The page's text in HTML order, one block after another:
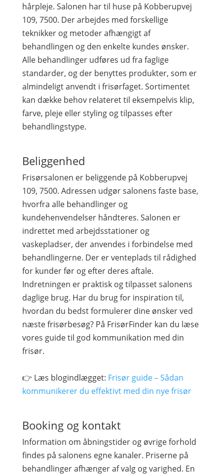
hårpleje. Salonen har til huse på Kobberupvej
109, 7500. Der arbejdes med forskellige
teknikker og metoder afhængigt af
behandlingen og den enkelte kundes ønsker.
Alle behandlinger udføres ud fra faglige
standarder, og der benyttes produkter, som er
almindeligt anvendt i frisørfaget. Sortimentet
kan dække behov relateret til eksempelvis klip,
farve, pleje eller styling og tilpasses efter
behandlingstype.
Beliggenhed
Frisørsalonen er beliggende på Kobberupvej
109, 7500. Adressen udgør salonens faste base,
hvorfra alle behandlinger og
kundehenvendelser håndteres. Salonen er
indrettet med arbejdsstationer og
vaskepladser, der anvendes i forbindelse med
behandlingerne. Der er venteplads til rådighed
for kunder før og efter deres aftale.
Indretningen er praktisk og tilpasset salonens
daglige brug. Har du brug for inspiration til,
hvordan du bedst formulerer dine ønsker ved
næste frisørbesøg? På FrisørFinder kan du læse
vores guide til god kommunikation med din
frisør.
👉 Læs blogindlægget: Frisør guide – Sådan
kommunikerer du effektivt med din nye frisør
Booking og kontakt
Information om åbningstider og øvrige forhold
findes på salonens egne kanaler. Priserne på
behandlinger afhænger af valg og varighed. En